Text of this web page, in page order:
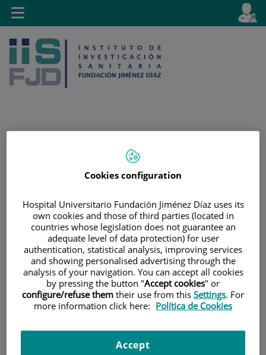
Jump to content
Active
en
Toggle
navigation
|TRAINING AND EMPLOYMENT
|EMPLOYMENT OFFERS
PROYECTO RD16/0025/0013 Y IND2018/BMD-9651 DE
TÉCNICO DE APOYO A LA INVESTIGACIÓN
Cookies configuration
Hospital Universitario Fundación Jiménez Díaz uses its
own cookies and those of third parties (located in
countries whose legislation does not guarantee an
adequate level of data protection) for user
authentication, statistical analysis, improving services
and showing personalised advertising through the
analysis of your navigation. You can accept all cookies
by pressing the button "Accept cookies" or
configure/refuse them their use from this Settings. For
more information click here: Política de Cookies
Accept